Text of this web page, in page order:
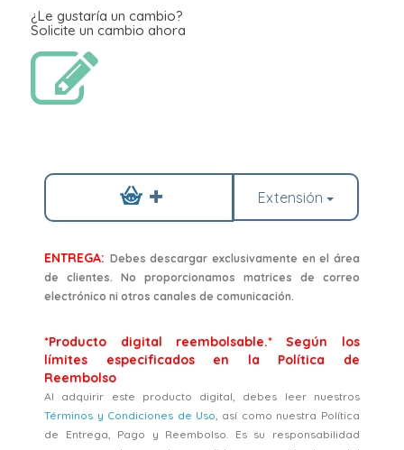
¿Le gustaría un cambio?
Solicite un cambio ahora
Extensión
ENTREGA: Debes descargar exclusivamente en el área
de clientes. No proporcionamos matrices de correo
electrónico ni otros canales de comunicación.
*Producto digital reembolsable.* Según los
límites especificados en la Política de
Reembolso
Al adquirir este producto digital, debes leer nuestros
Términos y Condiciones de Uso, así como nuestra Política
de Entrega, Pago y Reembolso. Es su responsabilidad